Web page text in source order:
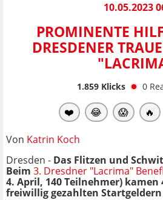
10.05.2023
PROMINENTE
DRESDENER
1.859Klicks 0
❤️ 😂 😱 🔥
Von Katrin Koch
Dresden - Das Flitzen und
Beim 3. Dresdner "Lacrima"
4. April, 140 Teilnehmer) kamen
freiwillig gezahlten